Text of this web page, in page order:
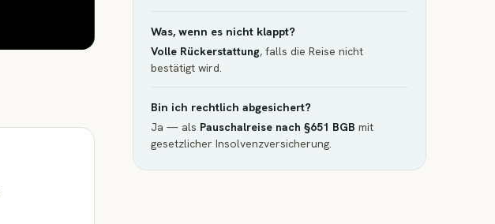
Was, wenn es nicht klappt?
Volle Rückerstattung, falls die Reise nicht
bestätigt wird.
Bin ich rechtlich abgesichert?
Ja — als Pauschalreise nach §651 BGB mit
gesetzlicher Insolvenzversicherung.